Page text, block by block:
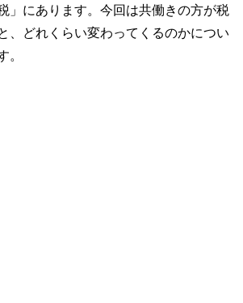
」にあります。今回は共働きの方が税
、どれくらい変わってくるのかについ
。